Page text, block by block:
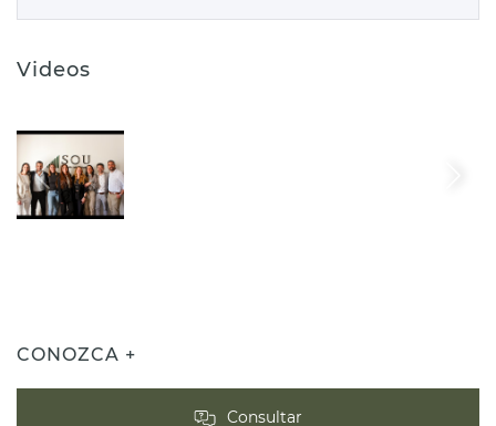
Videos
CONOZCA +
Consultar